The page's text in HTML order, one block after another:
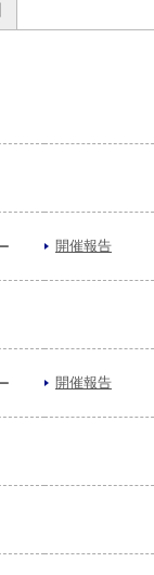
開催報告
開催報告